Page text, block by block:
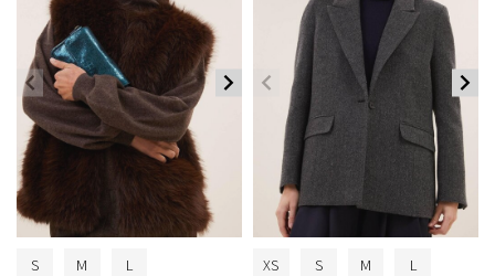
S M L XS S M L